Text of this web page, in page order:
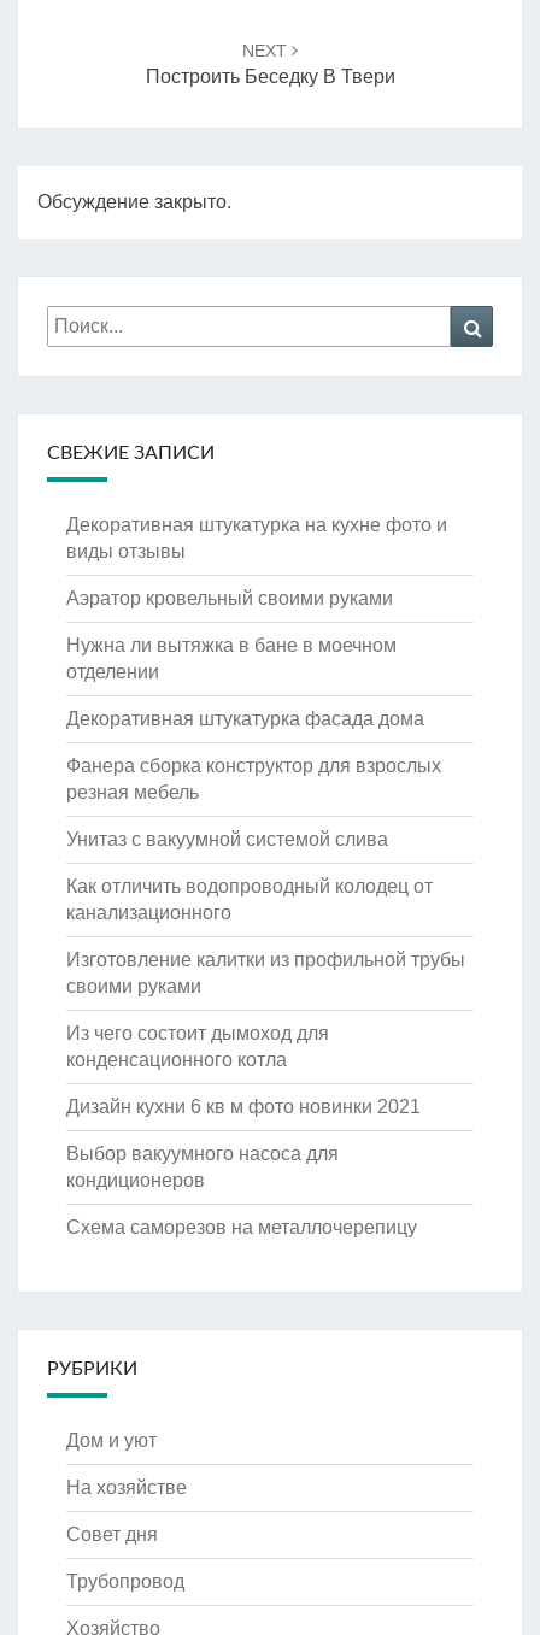
NEXT
Построить Беседку В Твери
Обсуждение закрыто.
Искать:
СВЕЖИЕ ЗАПИСИ
Декоративная штукатурка на кухне фото и
виды отзывы
Аэратор кровельный своими руками
Нужна ли вытяжка в бане в моечном
отделении
Декоративная штукатурка фасада дома
Фанера сборка конструктор для взрослых
резная мебель
Унитаз с вакуумной системой слива
Как отличить водопроводный колодец от
канализационного
Изготовление калитки из профильной трубы
своими руками
Из чего состоит дымоход для
конденсационного котла
Дизайн кухни 6 кв м фото новинки 2021
Выбор вакуумного насоса для
кондиционеров
Схема саморезов на металлочерепицу
РУБРИКИ
Дом и уют
На хозяйстве
Совет дня
Трубопровод
Хозяйство